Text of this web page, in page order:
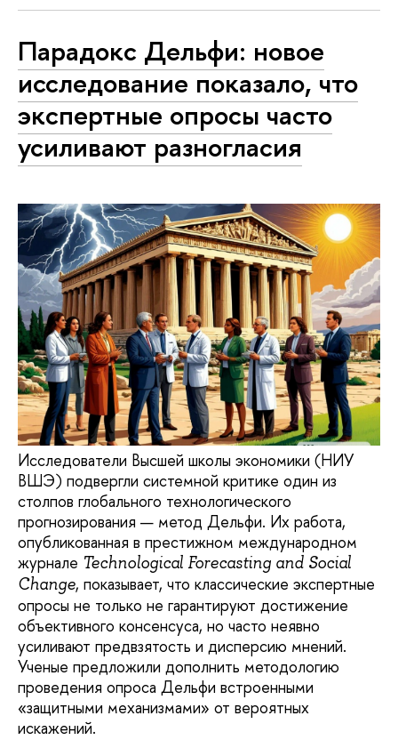
Парадокс Дельфи: новое
исследование показало, что
экспертные опросы часто
усиливают разногласия
Исследователи Высшей школы экономики (НИУ
ВШЭ) подвергли системной критике один из
столпов глобального технологического
прогнозирования — метод Дельфи. Их работа,
опубликованная в престижном международном
журнале Technological Forecasting and Social
Change, показывает, что классические экспертные
опросы не только не гарантируют достижение
объективного консенсуса, но часто неявно
усиливают предвзятость и дисперсию мнений.
Ученые предложили дополнить методологию
проведения опроса Дельфи встроенными
«защитными механизмами» от вероятных
искажений.